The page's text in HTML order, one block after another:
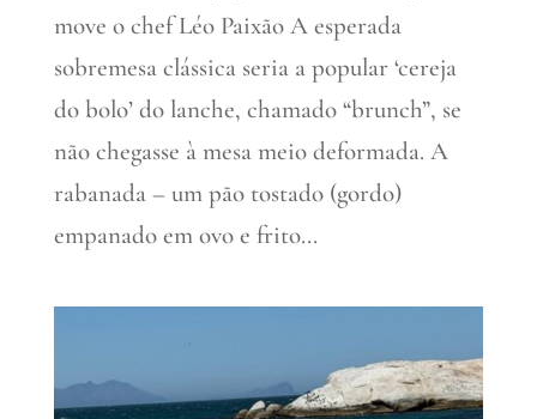
move o chef Léo Paixão A esperada
sobremesa clássica seria a popular ‘cereja
do bolo’ do lanche, chamado “brunch”, se
não chegasse à mesa meio deformada. A
rabanada – um pão tostado (gordo)
empanado em ovo e frito...